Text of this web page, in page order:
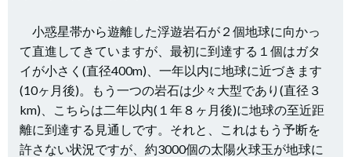
小惑星帯から遊離した浮遊岩石が２個地球に向かっ
て直進してきていますが、最初に到達する１個はガタ
イが小さく(直径400m)、一年以内に地球に近づきます
(10ヶ月後)。もう一つの岩石は少々大型であり(直径３
km)、こちらは二年以内(１年８ヶ月後)に地球の至近距
離に到達する見通しです。それと、これはもう予断を
許さない状況ですが、約3000個の太陽火球玉が地球に